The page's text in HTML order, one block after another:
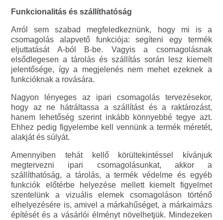
Funkcionalitás és szállíthatóság
Arról sem szabad megfeledkeznünk, hogy mi is a
csomagolás alapvető funkciója: segíteni egy termék
eljuttatását A-ból B-be. Vagyis a csomagolásnak
elsődlegesen a tárolás és szállítás során lesz kiemelt
jelentősége, így a megjelenés nem mehet ezeknek a
funkcióknak a rovására.
Nagyon lényeges az ipari csomagolás tervezésekor,
hogy az ne hátráltassa a szállítást és a raktározást,
hanem lehetőség szerint inkább könnyebbé tegye azt.
Ehhez pedig figyelembe kell vennünk a termék méretét,
alakját és súlyát.
Amennyiben tehát kellő körültekintéssel kívánjuk
megtervezni ipari csomagolásunkat, akkor a
szállíthatóság, a tárolás, a termék védelme és egyéb
funkciók előtérbe helyezése mellett kiemelt figyelmet
szentelünk a vizuális elemek csomagoláson történő
elhelyezésére is, amivel a márkahűséget, a márkaimázs
építését és a vásárlói élményt növelhetjük. Mindezeken